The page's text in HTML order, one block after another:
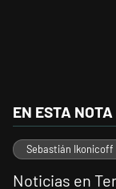
EN ESTA NOTA
Sebastián Ikonicoff
Noticias en